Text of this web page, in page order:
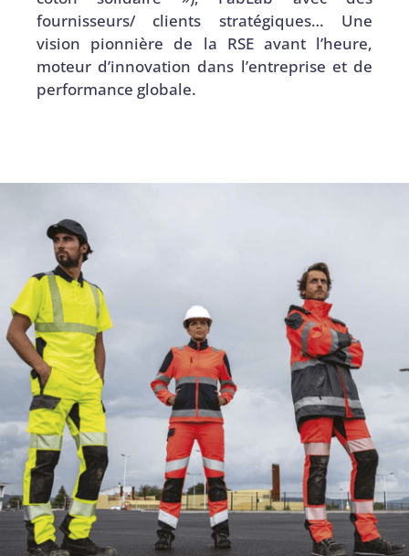
fournisseurs/ clients stratégiques… Une
vision pionnière de la RSE avant l’heure,
moteur d’innovation dans l’entreprise et de
performance globale.